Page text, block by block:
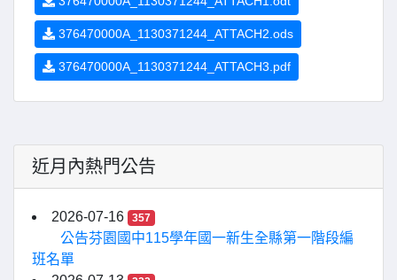
376470000A_1130371244_ATTACH2.ods
376470000A_1130371244_ATTACH3.pdf
近月內熱門公告
2026-07-16 357
公告芬園國中115學年國一新生全縣第一階段編
班名單